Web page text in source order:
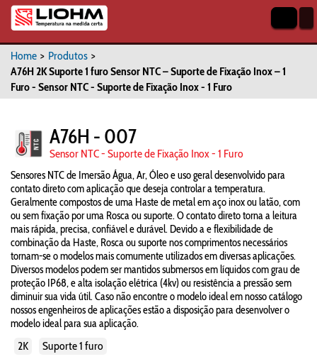
Home > Produtos >
A76H 2K Suporte 1 furo Sensor NTC – Suporte de Fixação Inox – 1
Furo - Sensor NTC - Suporte de Fixação Inox - 1 Furo
A76H - 007
Sensor NTC - Suporte de Fixação Inox - 1 Furo
Sensores NTC de Imersão Água, Ar, Óleo e uso geral desenvolvido para
contato direto com aplicação que deseja controlar a temperatura.
Geralmente compostos de uma Haste de metal em aço inox ou latão, com
ou sem fixação por uma Rosca ou suporte. O contato direto torna a leitura
mais rápida, precisa, confiável e durável. Devido a e flexibilidade de
combinação da Haste, Rosca ou suporte nos comprimentos necessários
tornam-se o modelos mais comumente utilizados em diversas aplicações.
Diversos modelos podem ser mantidos submersos em líquidos com grau de
proteção IP68, e alta isolação elétrica (4kv) ou resistência a pressão sem
diminuir sua vida útil. Caso não encontre o modelo ideal em nosso catálogo
nossos engenheiros de aplicações estão a disposição para desenvolver o
modelo ideal para sua aplicação.
2K Suporte 1 furo